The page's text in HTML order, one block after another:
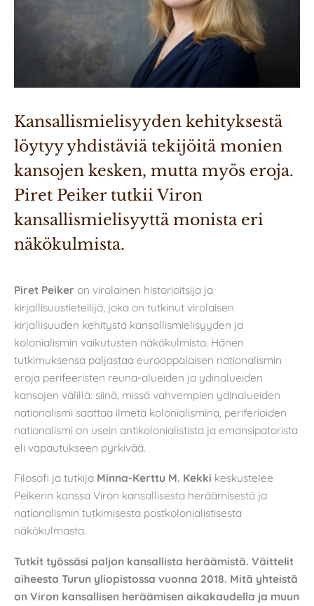
Kansallismielisyyden kehityksestä
löytyy yhdistäviä tekijöitä monien
kansojen kesken, mutta myös eroja.
Piret Peiker tutkii Viron
kansallismielisyyttä monista eri
näkökulmista.
Piret Peiker on virolainen historioitsija ja
kirjallisuustieteilijä, joka on tutkinut virolaisen
kirjallisuuden kehitystä kansallismielisyyden ja
kolonialismin vaikutusten näkökulmista. Hänen
tutkimuksensa paljastaa eurooppalaisen nationalismin
eroja perifeeristen reuna-alueiden ja ydinalueiden
kansojen välillä: siinä, missä vahvempien ydinalueiden
nationalismi saattaa ilmetä kolonialismina, periferioiden
nationalismi on usein antikolonialistista ja emansipatorista
eli vapautukseen pyrkivää.
Filosofi ja tutkija Minna-Kerttu M. Kekki keskustelee
Peikerin kanssa Viron kansallisesta heräämisestä ja
nationalismin tutkimisesta postkolonialistisesta
näkökulmasta.
Tutkit työssäsi paljon kansallista heräämistä. Väittelit
aiheesta Turun yliopistossa vuonna 2018. Mitä yhteistä
on Viron kansallisen heräämisen aikakaudella ja muun